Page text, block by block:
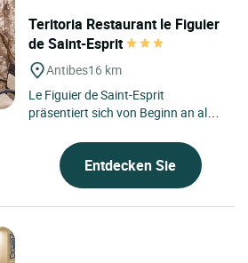
Teritoria Restaurant le Figuier
de Saint-Esprit
Antibes16 km
Le Figuier de Saint-Esprit
präsentiert sich von Beginn an als
mit ihrem Umfeld verbunden...
Entdecken Sie